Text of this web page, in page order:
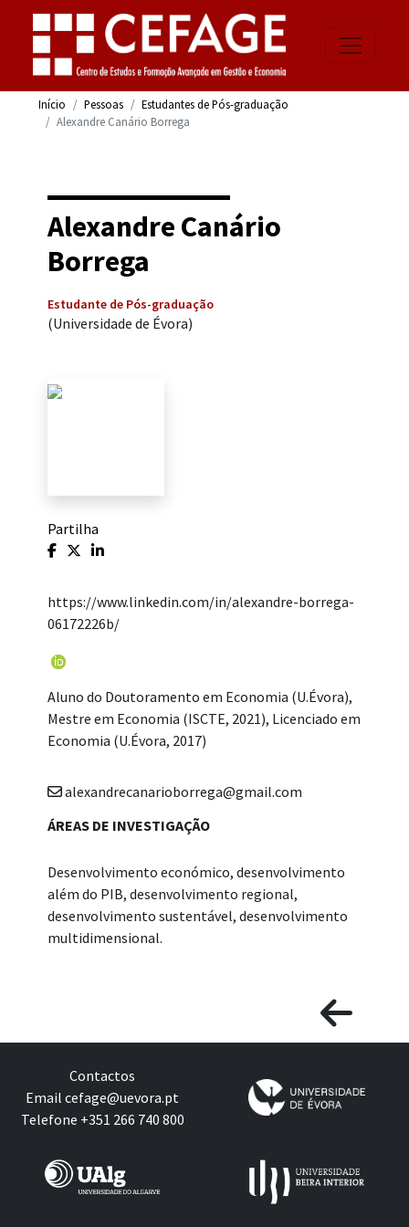
Início Pessoas
Estudantes de Pós-graduação
Alexandre Canário Borrega
Alexandre Canário
Borrega
Estudante de Pós-graduação
(Universidade de Évora)
Partilha
https://www.linkedin.com/in/alexandre-borrega-
06172226b/
Aluno do Doutoramento em Economia (U.Évora),
Mestre em Economia (ISCTE, 2021), Licenciado em
Economia (U.Évora, 2017)
alexandrecanarioborrega@gmail.com
ÁREAS DE INVESTIGAÇÃO
Desenvolvimento económico, desenvolvimento
além do PIB, desenvolvimento regional,
desenvolvimento sustentável, desenvolvimento
multidimensional.
Contactos
Email cefage@uevora.pt
Telefone +351 266 740 800